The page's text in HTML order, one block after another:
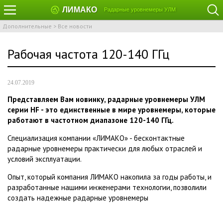
ЛИМАКО Радарные уровнемеры УЛМ
Дополнительные > Все новости
Рабочая частота 120-140 ГГц
24.07.2019
Представляем Вам новинку, радарные уровнемеры УЛМ
серии HF - это единственные в мире уровнемеры, которые
работают в частотном диапазоне 120-140 ГГц.
Специализация компании «ЛИМАКО» - бесконтактные
радарные уровнемеры практически для любых отраслей и
условий эксплуатации.
Опыт, который компания ЛИМАКО накопила за годы работы, и
разработанные нашими инженерами технологии,позволили
создать надежные радарные уровнемеры